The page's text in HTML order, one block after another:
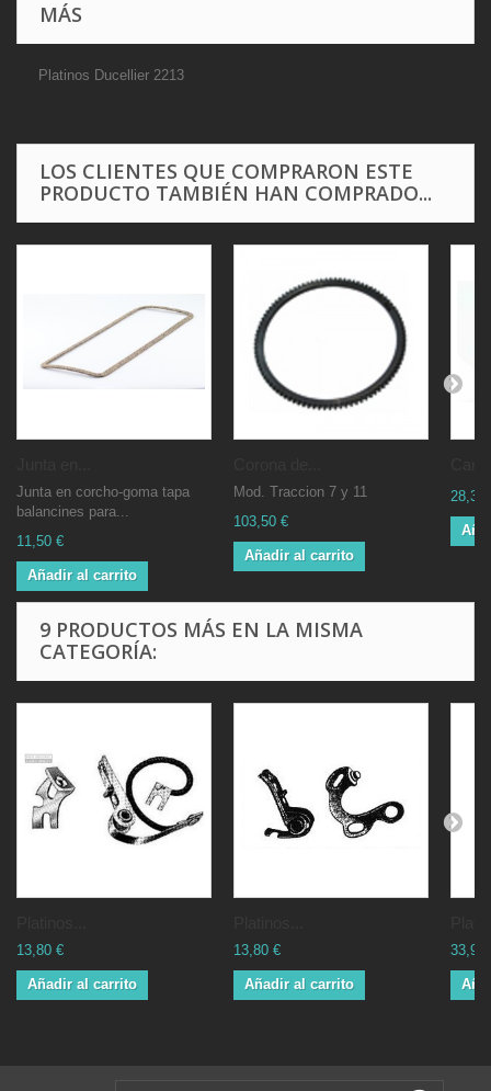
MÁS
Platinos Ducellier 2213
LOS CLIENTES QUE COMPRARON ESTE
PRODUCTO TAMBIÉN HAN COMPRADO...
Junta en corcho-goma tapa
balancines para...
11,50 €
Añadir al carrito
Mod. Traccion 7 y 11
103,50 €
Añadir al carrito
28,31
9 PRODUCTOS MÁS EN LA MISMA
CATEGORÍA:
13,80 €
Añadir al carrito
13,80 €
Añadir al carrito
33,92